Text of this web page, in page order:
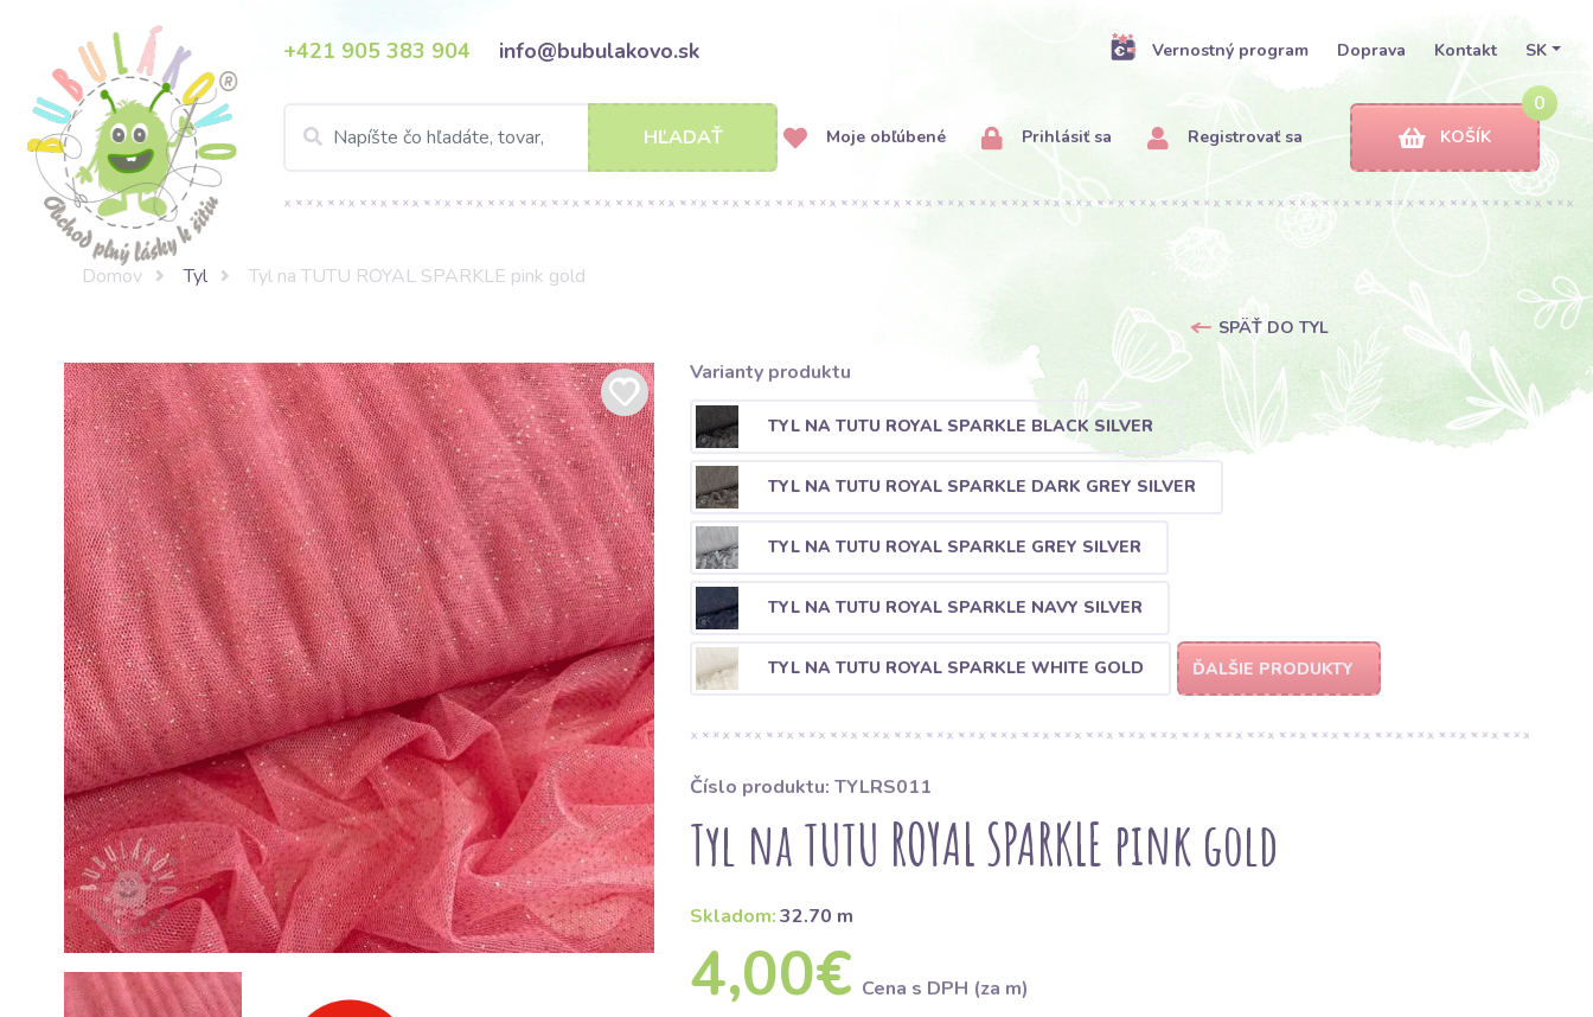
+421 905 383 904 info@bubulakovo.sk Vernostný program Doprava Kontakt SK
HĽADAŤ Moje obľúbené Prihlásiť sa Registrovať sa
0
KOŠÍK
Domov Tyl Tyl na TUTU ROYAL SPARKLE pink gold
SPÄŤ DO TYL
Varianty produktu
TYL NA TUTU ROYAL SPARKLE BLACK SILVER
TYL NA TUTU ROYAL SPARKLE DARK GREY SILVER
TYL NA TUTU ROYAL SPARKLE GREY SILVER
TYL NA TUTU ROYAL SPARKLE NAVY SILVER
TYL NA TUTU ROYAL SPARKLE WHITE GOLD ĎALŠIE PRODUKTY
Číslo produktu: TYLRS011
Tyl na TUTU ROYAL SPARKLE pink gold
Skladom:32.70 m
4,00€ Cena s DPH (za m)